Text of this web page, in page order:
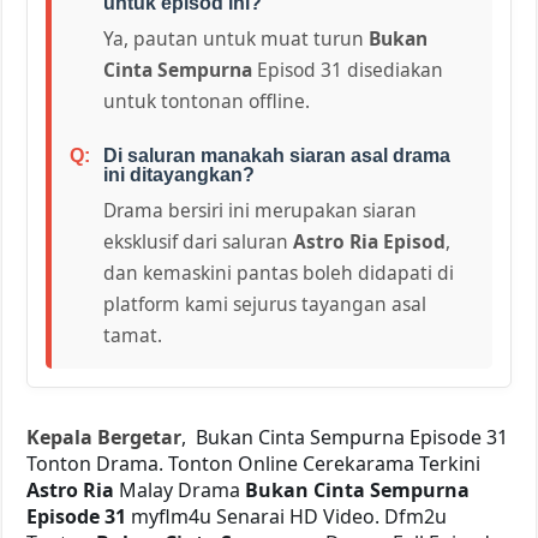
Ya, pautan untuk muat turun Bukan
Cinta Sempurna Episod 31 disediakan
untuk tontonan offline.
Di saluran manakah siaran asal drama
ini ditayangkan?
Drama bersiri ini merupakan siaran
eksklusif dari saluranAstro Ria Episod,
dan kemaskini pantas boleh didapati di
platform kami sejurus tayangan asal
tamat.
Kepala Bergetar, Bukan Cinta Sempurna Episode 31
Tonton Drama. Tonton Online Cerekarama Terkini
Astro Ria Malay Drama Bukan Cinta Sempurna
Episode 31 myflm4u Senarai HD Video. Dfm2u